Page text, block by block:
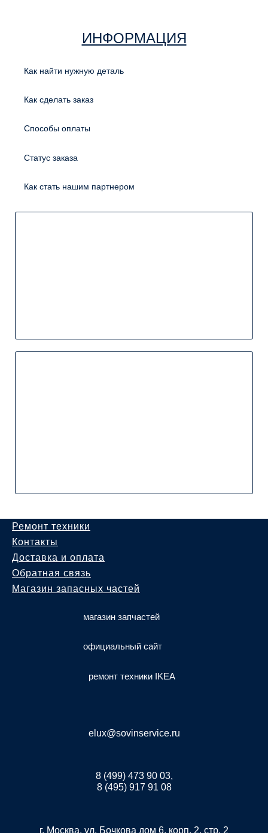
ИНФОРМАЦИЯ
Как найти нужную деталь
Как сделать заказ
Способы оплаты
Статус заказа
Как стать нашим партнером
Ремонт техники
Контакты
Доставка и оплата
Обратная связь
Магазин запасных частей
магазин запчастей
официальный сайт
ремонт техники IKEA
elux@sovinservice.ru
8 (499) 473 90 03,
8 (495) 917 91 08
г. Москва, ул. Бочкова дом 6, корп. 2, стр. 2